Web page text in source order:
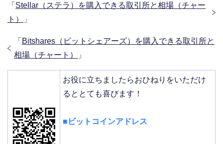
o
e
「 Stellar（ステラ）を購入できる取引所と相場（チャー
ト）
」
「 Bitshares（ビットシェアーズ）を購入できる取引所と
相場（チャート）
」
お役に立ちましたらおひねりをいただけ
るととても喜びます！
■ビットコインアドレス